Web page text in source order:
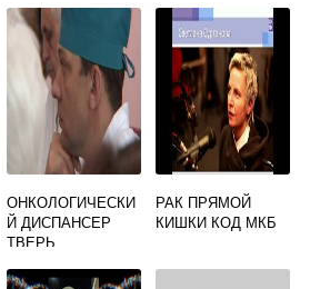
ОНКОЛОГИЧЕСКИ
Й ДИСПАНСЕР
ТВЕРЬ
РАК ПРЯМОЙ
КИШКИ КОД МКБ